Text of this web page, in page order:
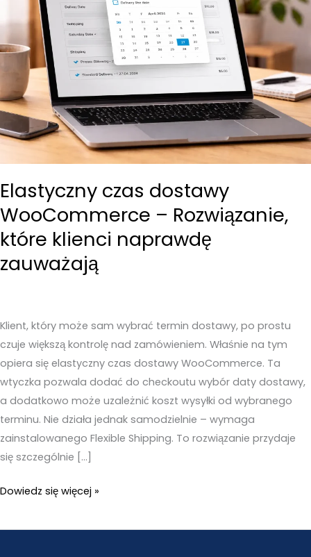
Elastyczny czas dostawy
WooCommerce – Rozwiązanie,
które klienci naprawdę
zauważają
Klient, który może sam wybrać termin dostawy, po prostu
czuje większą kontrolę nad zamówieniem. Właśnie na tym
opiera się elastyczny czas dostawy WooCommerce. Ta
wtyczka pozwala dodać do checkoutu wybór daty dostawy,
a dodatkowo może uzależnić koszt wysyłki od wybranego
terminu. Nie działa jednak samodzielnie – wymaga
zainstalowanego Flexible Shipping. To rozwiązanie przydaje
się szczególnie […]
Elastyczny
dostawy
Dowiedz się więcej »